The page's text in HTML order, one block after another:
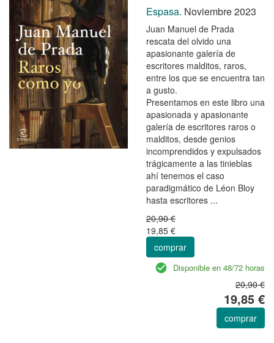
Espasa. Noviembre 2023
Juan Manuel de Prada
rescata del olvido una
apasionante galería de
escritores malditos, raros,
entre los que se encuentra tan
a gusto.
Presentamos en este libro una
apasionada y apasionante
galería de escritores raros o
malditos, desde genios
incomprendidos y expulsados
trágicamente a las tinieblas
ahí tenemos el caso
paradigmático de Léon Bloy
hasta escritores ...
20,90 €
19,85 €
comprar
Disponible en 48/72 horas
20,90 €
19,85 €
comprar